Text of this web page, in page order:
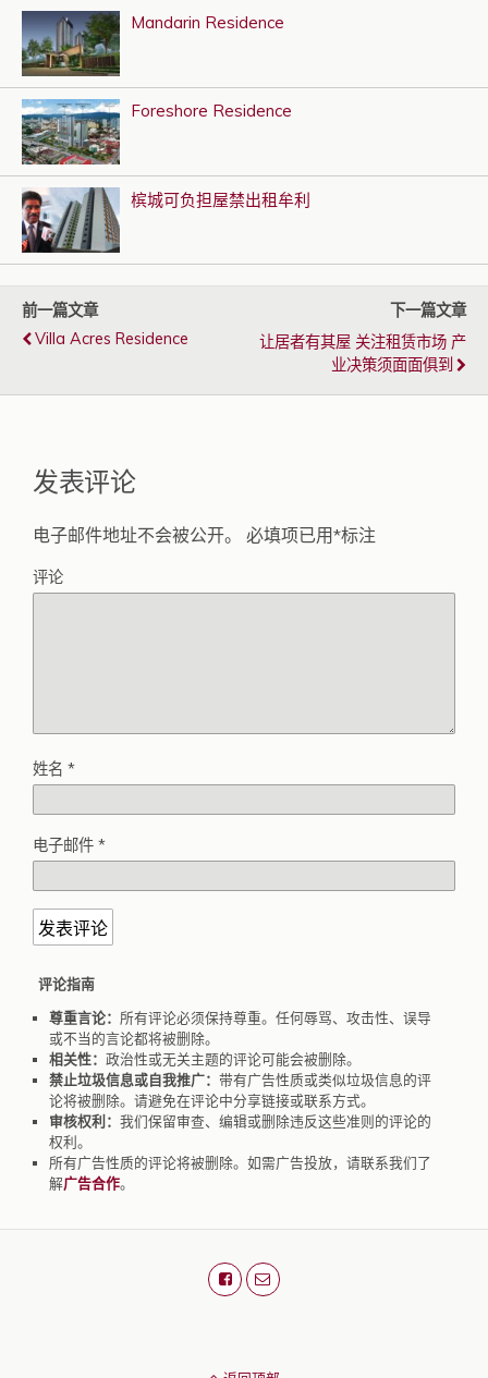
Mandarin Residence
Foreshore Residence
槟城可负担屋禁出租牟利
前一篇文章
Villa Acres Residence
下一篇文章
让居者有其屋 关注租赁市场 产
业决策须面面俱到
发表评论
电子邮件地址不会被公开。 必填项已用*标注
评论
姓名 *
电子邮件 *
评论指南
尊重言论： 所有评论必须保持尊重。任何辱骂、攻击性、误导
或不当的言论都将被删除。
相关性： 政治性或无关主题的评论可能会被删除。
禁止垃圾信息或自我推广： 带有广告性质或类似垃圾信息的评
论将被删除。请避免在评论中分享链接或联系方式。
审核权利： 我们保留审查、编辑或删除违反这些准则的评论的
权利。
所有广告性质的评论将被删除。如需广告投放，请联系我们了
解广告合作。